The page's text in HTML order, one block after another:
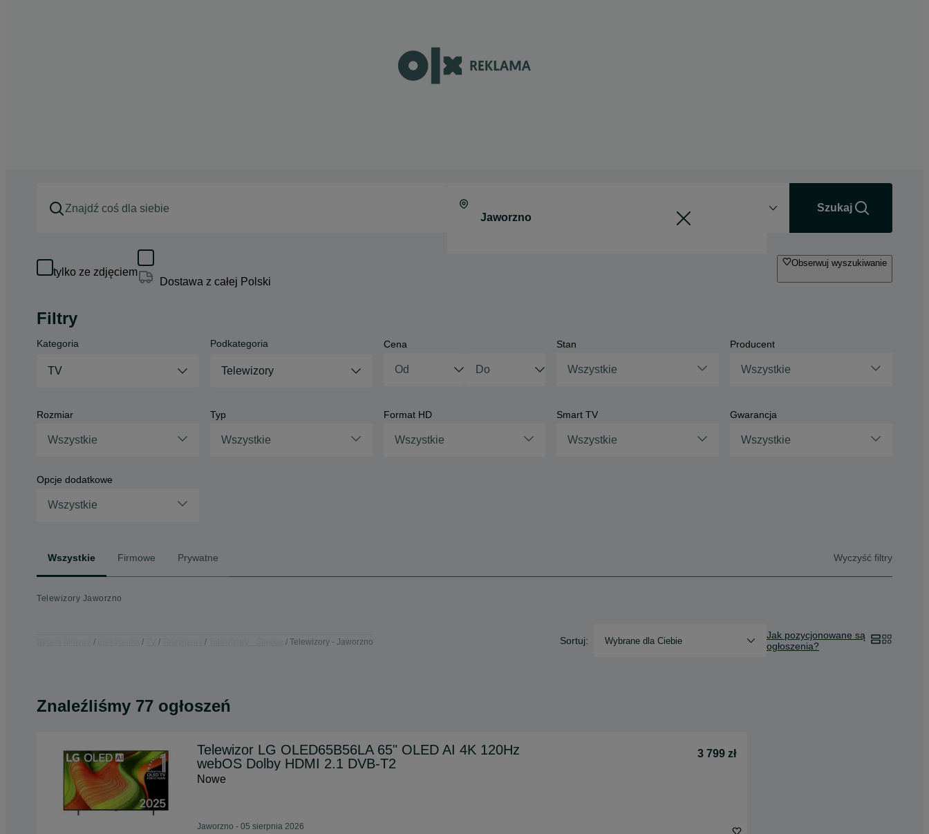
Szukaj
tylko ze zdjęciem
Dostawa z całej Polski
Obserwuj wyszukiwanie
Filtry
Kategoria
TV
Podkategoria
Telewizory
Cena Stan
Wszystkie
Producent
Wszystkie
Rozmiar
Wszystkie
Typ
Wszystkie
Format HD
Wszystkie
Smart TV
Wszystkie
Gwarancja
Wszystkie
Opcje dodatkowe
Wszystkie
Wszystkie Firmowe Prywatne Wyczyść filtry
Telewizory Jaworzno
Telewizory - Jaworzno Sortuj: Wybrane dla Ciebie
Jak pozycjonowane są
ogłoszenia?
Znaleźliśmy 77 ogłoszeń
Telewizor LG OLED65B56LA 65" OLED AI 4K 120Hz
webOS Dolby HDMI 2.1 DVB-T2
3 799 zł
Nowe
Jaworzno - 05 sierpnia 2026